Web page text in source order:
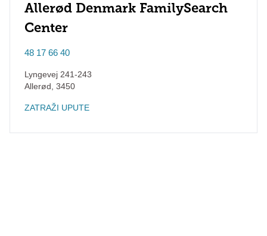
Allerød Denmark FamilySearch
Center
48 17 66 40
Lyngevej 241-243
Allerød 3450
ZATRAŽI UPUTE